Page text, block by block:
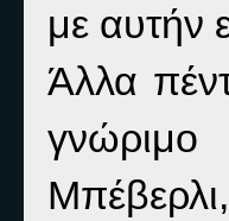
με αυτήν
Άλλα